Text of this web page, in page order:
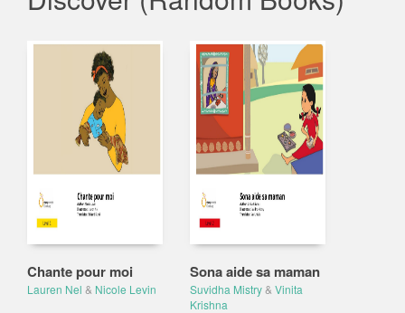
Chante pour moi
Lauren Nel & Nicole Levin
Sona aide sa maman
Suvidha Mistry& Vinita
Krishna